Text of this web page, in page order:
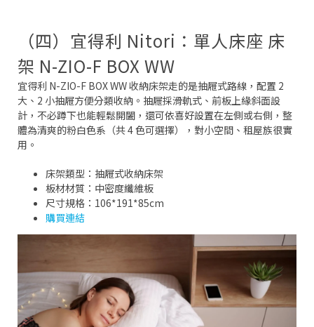
（四）宜得利 Nitori：單人床座 床
架 N-ZIO-F BOX WW
宜得利 N-ZIO-F BOX WW 收納床架走的是抽屜式路線，配置 2
大、2 小抽屜方便分類收納。抽屜採滑軌式、前板上緣斜面設
計，不必蹲下也能輕鬆開闔，還可依喜好設置在左側或右側，整
體為清爽的粉白色系（共 4 色可選擇），對小空間、租屋族很實
用。
床架類型：抽屜式收納床架
板材材質：中密度纖維板
尺寸規格：106*191*85cm
購買連結